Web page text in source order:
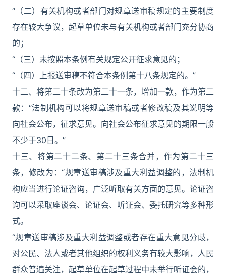
“（二）有关机构或者部门对规章送审稿规定的主要制度
存在较大争议，起草单位未与有关机构或者部门充分协商
的；
“（三）未按照本条例有关规定公开征求意见的；
“（四）上报送审稿不符合本条例第十八条规定的。”
十二、将第二十条改为第二十一条，增加一款，作为第二
款：“法制机构可以将规章送审稿或者修改稿及其说明等
向社会公布，征求意见。向社会公布征求意见的期限一般
不少于30日。”
十三、将第二十二条、第二十三条合并，作为第二十三
条，修改为：“规章送审稿涉及重大利益调整的，法制机
构应当进行论证咨询，广泛听取有关方面的意见。论证咨
询可以采取座谈会、论证会、听证会、委托研究等多种形
式。
“规章送审稿涉及重大利益调整或者存在重大意见分歧，
对公民、法人或者其他组织的权利义务有较大影响，人民
群众普遍关注，起草单位在起草过程中未举行听证会的，